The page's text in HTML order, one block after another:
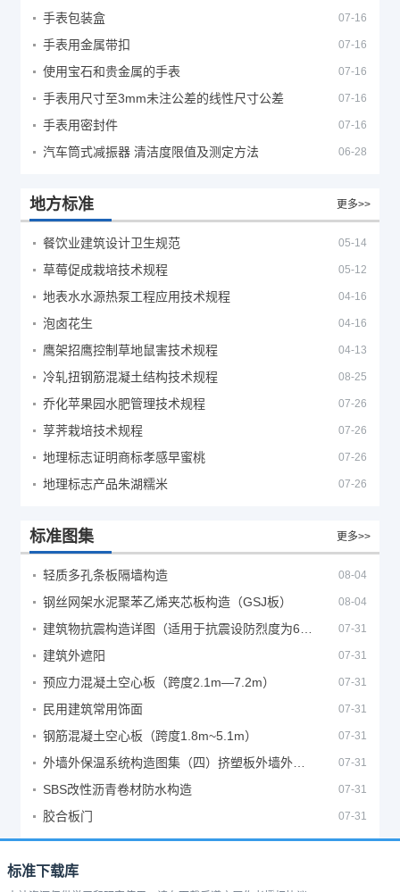
手表包装盒 07-16
手表用金属带扣 07-16
使用宝石和贵金属的手表 07-16
手表用尺寸至3mm未注公差的线性尺寸公差 07-16
手表用密封件 07-16
汽车筒式减振器 清洁度限值及测定方法 06-28
地方标准 更多>>
餐饮业建筑设计卫生规范 05-14
草莓促成栽培技术规程 05-12
地表水水源热泵工程应用技术规程 04-16
泡卤花生 04-16
鹰架招鹰控制草地鼠害技术规程 04-13
冷轧扭钢筋混凝土结构技术规程 08-25
乔化苹果园水肥管理技术规程 07-26
莩荠栽培技术规程 07-26
地理标志证明商标孝感早蜜桃 07-26
地理标志产品朱湖糯米 07-26
标准图集 更多>>
轻质多孔条板隔墙构造 08-04
钢丝网架水泥聚苯乙烯夹芯板构造（GSJ板） 08-04
07-31
建筑外遮阳 07-31
预应力混凝土空心板（跨度2.1m—7.2m） 07-31
民用建筑常用饰面 07-31
钢筋混凝土空心板（跨度1.8m~5.1m） 07-31
07-31
SBS改性沥青卷材防水构造 07-31
胶合板门 07-31
标准下载库